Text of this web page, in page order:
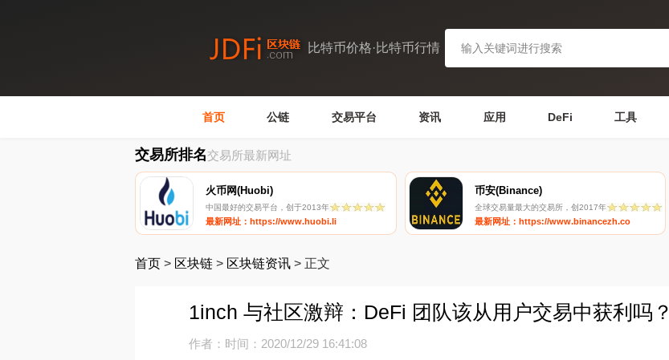
比特币价格·比特币行情
首页 公链 交易平台 资讯 应用 DeFi 工具
交易所排名交易所最新网址
火币网(Huobi)
中国最好的交易平台，创于2013年
最新网址：https://www.huobi.li
币安(Binance)
全球交易量最大的交易所，创2017年
最新网址：https://www.binancezh.co
首页 > 区块链 > 区块链资讯 > 正文
1inch 与社区激辩：DeFi 团队该从用户交易中获利吗？
作者： 时间：2020/12/29 16:41:08